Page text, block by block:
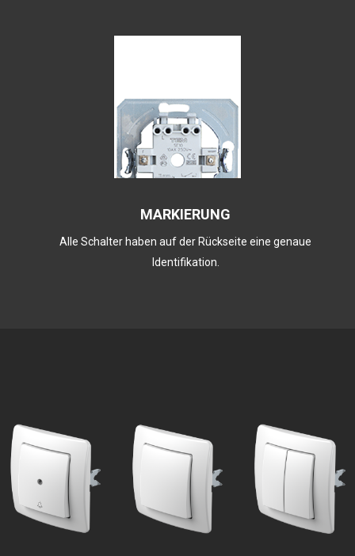
MARKIERUNG
Alle Schalter haben auf der Rückseite eine genaue
Identifikation.